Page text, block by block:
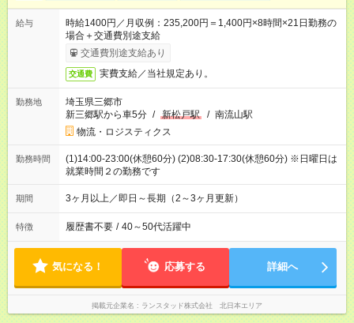
給与
時給1400円／月収例：235,200円＝1,400円×8時間×21日勤務の
場合＋交通費別途支給
交通費別途支給あり
交通費 実費支給／当社規定あり。
勤務地
埼玉県三郷市
新三郷駅から車5分 / 新松戸駅 / 南流山駅
物流・ロジスティクス
勤務時間
(1)14:00-23:00(休憩60分) (2)08:30-17:30(休憩60分) ※日曜日は
就業時間２の勤務です
期間 3ヶ月以上／即日～長期（2～3ヶ月更新）
特徴 履歴書不要 / 40～50代活躍中
気になる！ 応募する 詳細へ
掲載元企業名 ランスタッド株式会社 北日本エリア